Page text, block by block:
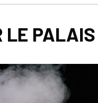
LE PALAIS